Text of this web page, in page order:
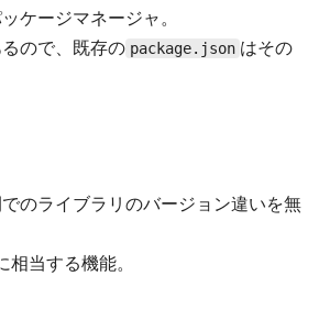
ケージマネージャ。
ので、既存の package.json はその
のライブラリのバージョン違いを無
相当する機能。